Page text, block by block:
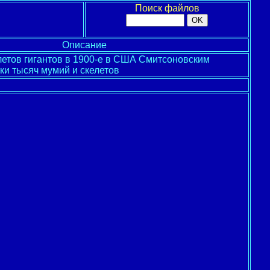
Поиск файлов
Описание
гигантов в 1900-е в США Смитсоновским
тысяч мумий и скелетов